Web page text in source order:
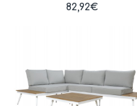
82,92€